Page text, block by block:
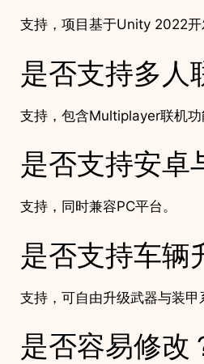
支持，项目基于Unity 2022开
是否支持多人
支持，包含Multiplayer联机功
是否支持安卓
支持，同时兼容PC平台。
是否支持车辆
支持，可自由升级武器与装甲
是否容易修改